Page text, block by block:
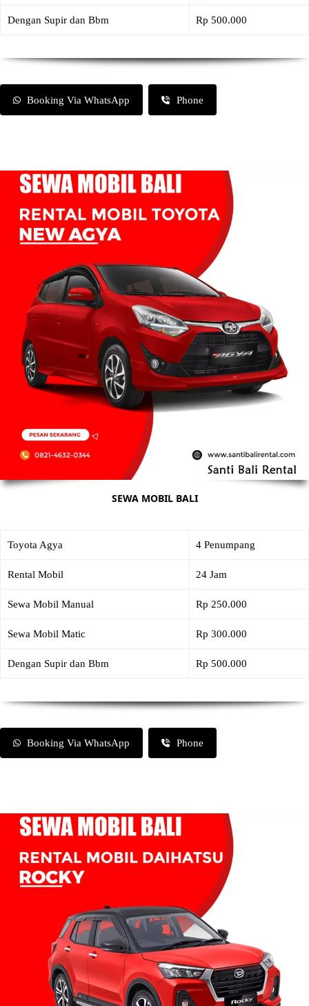
Dengan Supir dan Bbm Rp 500.000
Booking Via WhatsApp Phone
SEWA MOBIL BALI
Toyota Agya 4 Penumpang
Rental Mobil 24 Jam
Sewa Mobil Manual Rp 250.000
Sewa Mobil Matic Rp 300.000
Dengan Supir dan Bbm Rp 500.000
Booking Via WhatsApp Phone